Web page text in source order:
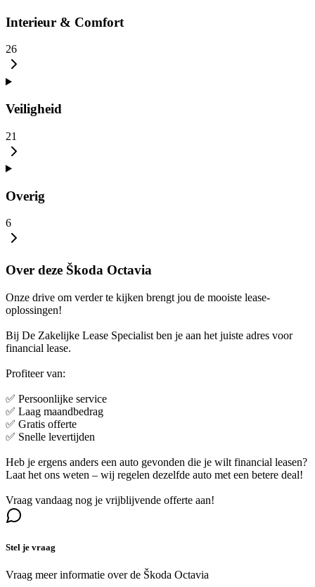
Interieur & Comfort
26
Veiligheid
21
Overig
6
Over deze Škoda Octavia
Onze drive om verder te kijken brengt jou de mooiste lease-
oplossingen!
Bij De Zakelijke Lease Specialist ben je aan het juiste adres voor
financial lease.
Profiteer van:
✅ Persoonlijke service
✅ Laag maandbedrag
✅ Gratis offerte
✅ Snelle levertijden
Heb je ergens anders een auto gevonden die je wilt financial leasen?
Laat het ons weten – wij regelen dezelfde auto met een betere deal!
Vraag vandaag nog je vrijblijvende offerte aan!
Stel je vraag
Vraag meer informatie over de Škoda Octavia